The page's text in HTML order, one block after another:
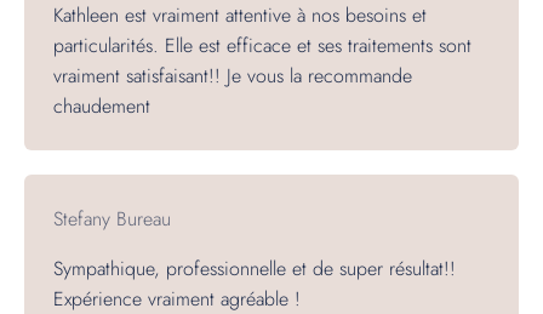
Kathleen est vraiment attentive à nos besoins et
particularités. Elle est efficace et ses traitements sont
vraiment satisfaisant!! Je vous la recommande
chaudement
Stefany Bureau
Sympathique, professionnelle et de super résultat!!
Expérience vraiment agréable !